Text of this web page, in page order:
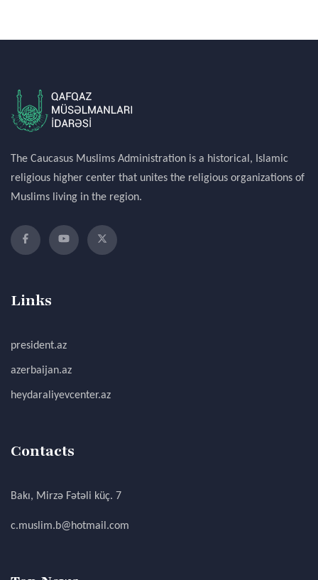
The Caucasus Muslims Administration is a historical, Islamic
religious higher center that unites the religious organizations of
Muslims living in the region.
Links
president.az
azerbaijan.az
heydaraliyevcenter.az
Contacts
Bakı, Mirzə Fətəli küç. 7
c.muslim.b@hotmail.com